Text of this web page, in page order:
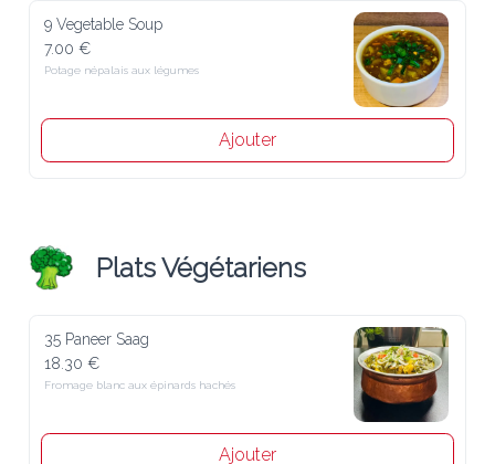
9 Vegetable Soup
7.00 €
Potage népalais aux légumes
Ajouter
Plats Végétariens
35 Paneer Saag
18.30 €
Fromage blanc aux épinards hachés
Ajouter